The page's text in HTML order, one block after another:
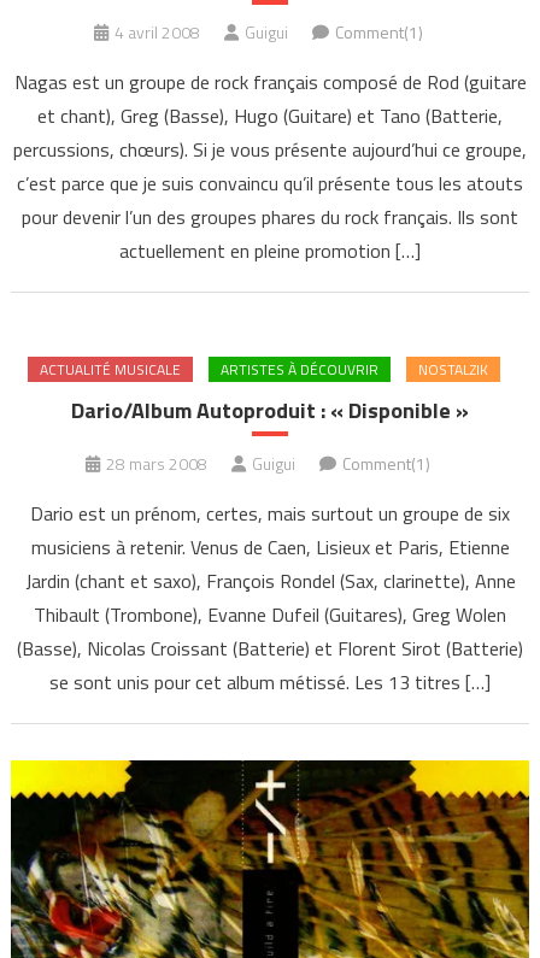
4 avril 2008 Guigui Comment(1)
Nagas est un groupe de rock français composé de Rod (guitare
et chant), Greg (Basse), Hugo (Guitare) et Tano (Batterie,
percussions, chœurs). Si je vous présente aujourd’hui ce groupe,
c’est parce que je suis convaincu qu’il présente tous les atouts
pour devenir l’un des groupes phares du rock français. Ils sont
actuellement en pleine promotion […]
ACTUALITÉ MUSICALE ARTISTES À DÉCOUVRIR NOSTALZIK
Dario/Album Autoproduit : « Disponible »
28 mars 2008 Guigui Comment(1)
Dario est un prénom, certes, mais surtout un groupe de six
musiciens à retenir. Venus de Caen, Lisieux et Paris, Etienne
Jardin (chant et saxo), François Rondel (Sax, clarinette), Anne
Thibault (Trombone), Evanne Dufeil (Guitares), Greg Wolen
(Basse), Nicolas Croissant (Batterie) et Florent Sirot (Batterie)
se sont unis pour cet album métissé. Les 13 titres […]